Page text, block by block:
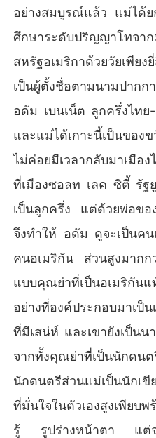
SET : Romance Of Mafia  เ
ลำดับที่ 1 ;  จังหวะรักมาเฟีย [
ลำดับที่ 2 ;  มาเฟีย​'จ้าว'ชีวิต  [
ลำดับที่ 3 ;  'ลูกไม้'มาเฟีย  [
ลำดับที่ 4 ;  นางฟ้ามาเฟีย
อย่างสมบูรณ์แล้ว แม่ได้ย
ศึกษาระดับปริญญาโทจา
สหรัฐอเมริกาด้วยวัยเพี
เป็นผู้ตั้งชื่อตามนามปากก
อดัม เบนเน็ต ลูกครึ่งไทย
และแม่ได้เกาะนี้เป็นขอ
ไม่ค่อยมีเวลากลับมาเมือ
ที่เมืองซอลท เลค ซิตี้ รัฐ
เป็นลูกครึ่ง แต่ด้วยพ่อขอ
จึงทำให้ อดัม ดูจะเป็นคน
คนอเมริกัน ส่วนสูงมาก
แบบคุณย่าที่เป็นอเมริกัน
อย่างที่องค์ประกอบมาเป็
ที่มีเสน่ห์ และเขายังเป็น
จากทั้งคุณย่าที่เป็นนักดน
นักดนตรีส่วนแม่เป็นนักเ
ที่มั่นใจในตัวเองสูงเพียบ
รู้ รูปร่างหน้าตา แต่จะ